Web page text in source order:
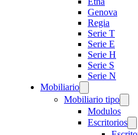
Genova
Regia
Serie T
Serie E
Serie H
Serie S
Serie N
Mobiliario
Mobiliario tipo
Modulos
Escritorios